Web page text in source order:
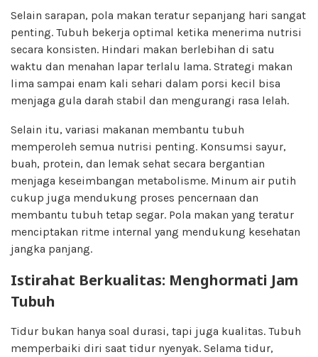
Selain sarapan, pola makan teratur sepanjang hari sangat
penting. Tubuh bekerja optimal ketika menerima nutrisi
secara konsisten. Hindari makan berlebihan di satu
waktu dan menahan lapar terlalu lama. Strategi makan
lima sampai enam kali sehari dalam porsi kecil bisa
menjaga gula darah stabil dan mengurangi rasa lelah.
Selain itu, variasi makanan membantu tubuh
memperoleh semua nutrisi penting. Konsumsi sayur,
buah, protein, dan lemak sehat secara bergantian
menjaga keseimbangan metabolisme. Minum air putih
cukup juga mendukung proses pencernaan dan
membantu tubuh tetap segar. Pola makan yang teratur
menciptakan ritme internal yang mendukung kesehatan
jangka panjang.
Istirahat Berkualitas: Menghormati Jam
Tubuh
Tidur bukan hanya soal durasi, tapi juga kualitas. Tubuh
memperbaiki diri saat tidur nyenyak. Selama tidur,